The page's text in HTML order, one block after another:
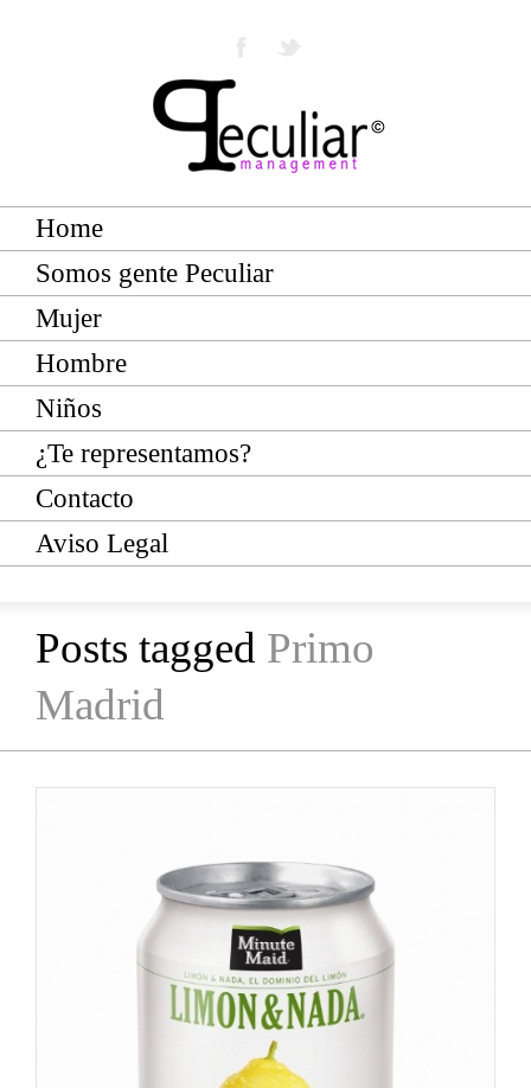
Home
Somos gente Peculiar
Mujer
Hombre
Niños
¿Te representamos?
Contacto
Aviso Legal
Posts tagged Primo
Madrid